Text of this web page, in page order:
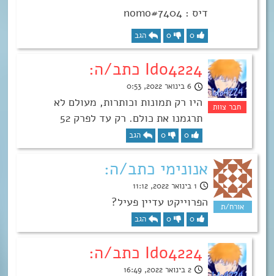
דיס : nomo#7404
0
0 הגב
Ido4224 כתב/ה:
6 בינואר 2022, 0:53
היו רק תמונות וכותרות, מעולם לא
תרגמנו את כולם. רק עד לפרק 52
0
0 הגב
אנונימי כתב/ה:
1 בינואר 2022, 11:12
הפרוייקט עדיין פעיל?
0
0 הגב
Ido4224 כתב/ה:
2 בינואר 2022, 16:49